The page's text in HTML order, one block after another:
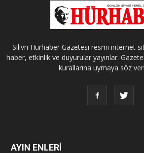
Silivri Hürhaber Gazetesi resmi internet
haber, etkinlik ve duyurular yayınlar.
kurallarına uymaya söz
AYIN ENLERİ